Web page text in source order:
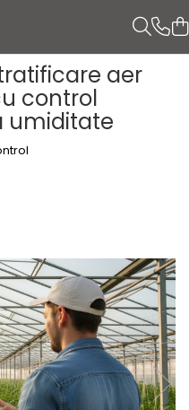
aer
control
umiditate